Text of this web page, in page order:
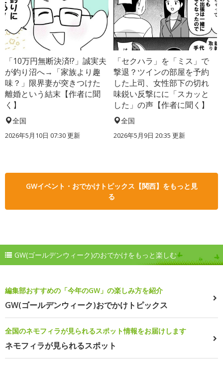
「10万円無断決済!?」誠実夫
が釣り沼へ→「家族より趣
味？」限界妻が突きつけた
離婚という結末【作者に聞
く】
全国
2026年5月10日 07:30 更新
「セクハラ」を「ミス」で
撃退？ツインの部屋を予約
した上司、女性部下の切れ
味鋭い反撃にに「スカッと
した」の声【作者に聞く】
全国
2026年5月9日 20:35 更新
GWイベント・おでかけトピックス【関西】をもっと見
る
GW(ゴールデンウィーク)のおでかけをもっと楽しむ
編集部おすすめの「今年のGW」の楽しみ方を紹介
GW(ゴールデンウィーク)おでかけトピックス
全国のネモフィラが見られるスポット情報をお届けします
ネモフィラが見られるスポット